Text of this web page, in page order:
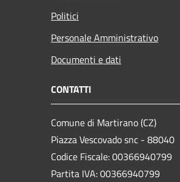
Politici
Personale Amministrativo
Documenti e dati
CONTATTI
Comune di Martirano (CZ)
Piazza Vescovado snc - 88040
Codice Fiscale: 00366940799
Partita IVA: 00366940799